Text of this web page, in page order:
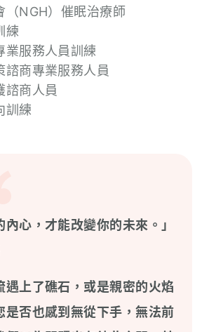
（NGH）催眠治療師
練
業服務人員訓練
諮商專業服務人員
諮商人員
訓練
內心，才能改變你的未來。」
遇上了礁石，或是親密的火焰
是否也感到無從下手，無法前